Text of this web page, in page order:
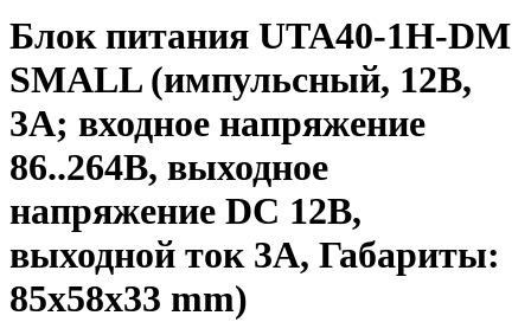
Блок питания UTA40-1H-DM
SMALL (импульсный, 12В,
3А; входное напряжение
86..264В, выходное
напряжение DC 12В,
выходной ток 3А, Габариты:
85x58x33 mm)